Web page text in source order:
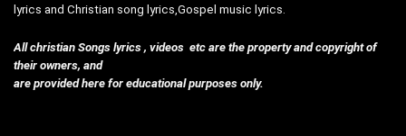
lyrics and Christian song lyrics,Gospel music lyrics.
All christian Songs lyrics , videos etc are the property and copyright of
their owners, and
are provided here for educational purposes only.